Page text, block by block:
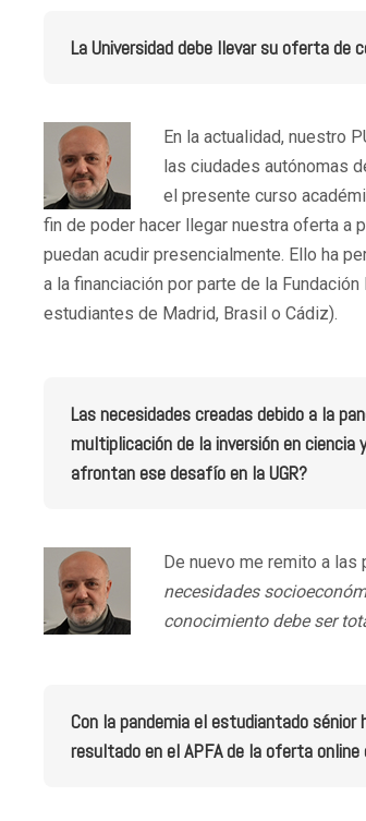
La Universidad debe llevar su oferta de
En la actualidad, nuestro
las ciudades autónomas
el presente curso
fin de poder hacer llegar nuestra oferta a
puedan acudir presencialmente. Ello ha
a la financiación por parte de la
estudiantes de Madrid, Brasil o Cádiz).
Las necesidades creadas debido a la
multiplicación de la inversión en
afrontan ese desafío en la UGR?
De nuevo me remito a las
necesidades
conocimiento debe ser
Con la pandemia el estudiantado
resultado en el APFA de la oferta online